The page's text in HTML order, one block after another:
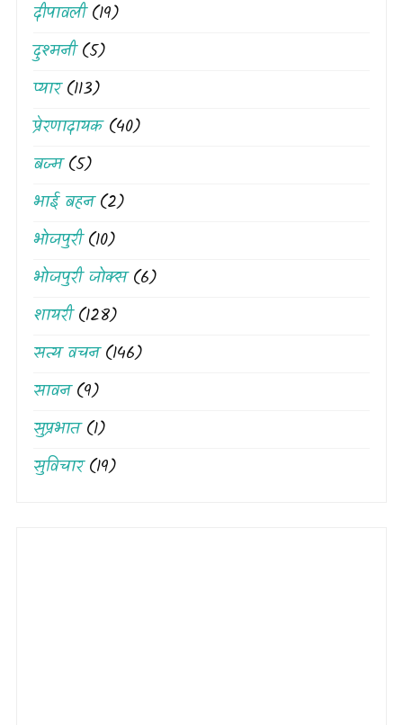
दीपावली(19)
दुश्मनी(5)
प्यार(113)
प्रेरणादायक(40)
बज्म(5)
भाई बहन(2)
भोजपुरी(10)
भोजपुरी जोक्स(6)
शायरी(128)
सत्य वचन(146)
सावन(9)
सुप्रभात(1)
सुविचार(19)